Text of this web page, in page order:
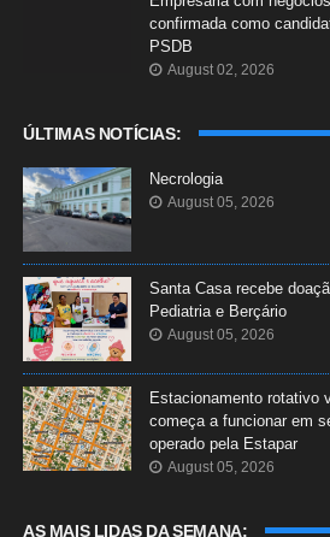
confirmada como
PSDB
August 02, 2026
ÚLTIMAS NOTÍCIAS:
Necrologia
August 05, 2026
Santa Casa recebe
Pediatria e Berçário
August 05, 2026
Estacionamento rotativo
começa a funcionar em
operado pela Estapar
August 05, 2026
AS MAIS LIDAS DA SEMANA: